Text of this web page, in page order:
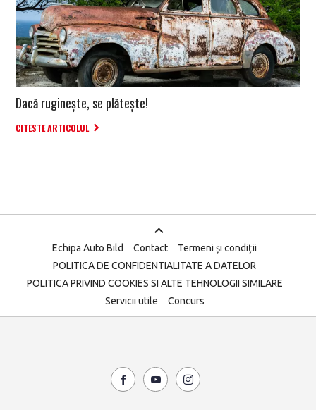
Dacă ruginește, se plătește!
CITESTE ARTICOLUL
Echipa Auto Bild Contact
Termeni și condiții
POLITICA DE CONFIDENTIALITATE A DATELOR
POLITICA PRIVIND COOKIES SI ALTE TEHNOLOGII SIMILARE
Servicii utile
Concurs